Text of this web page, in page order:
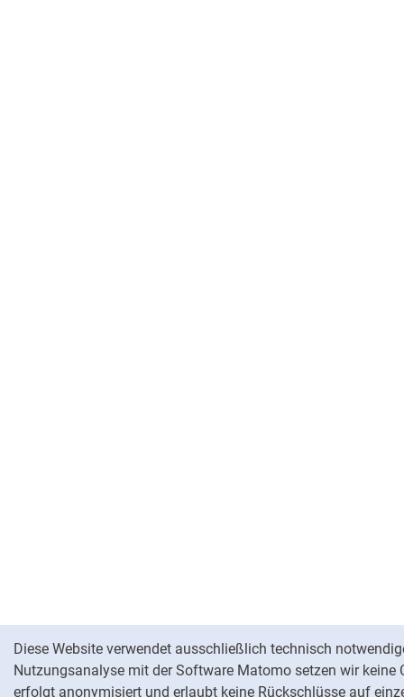
Diese Website verwendet ausschließlich technisch
Nutzungsanalyse mit der Software Matomo setzen wir keine
erfolgt anonymisiert und erlaubt keine Rückschlüsse auf